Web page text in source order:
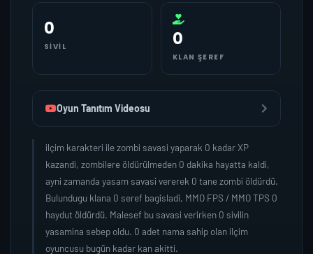
0
SIVIL 0
KLAN ŞEREF
Oyun Tanıtım Videosu
ilçim karakteri ile zombi savasi yaparak 0 kadar XP
kazandi, zombilere öldürülmeden 0 dakika hayatta kaldi,
ayni zamanda yasam savasi vererek 0 tane zombi öldürdü.
Bulundugu klana 0 seref bagisladi, MMO FPS / MMO TPS 0
haydut öldürdü. Malesef bu savasi verirken 0 sivilin
yasamina sebep oldu. 0 adet nama sahip olan ilçim
oyuncusu bugün kadar kan akitti.